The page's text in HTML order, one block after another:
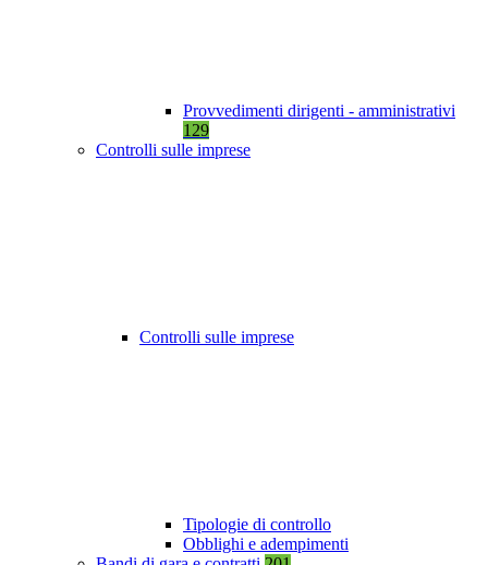
Provvedimenti dirigenti - amministrativi
129
Controlli sulle imprese
Controlli sulle imprese
Tipologie di controllo
Obblighi e adempimenti